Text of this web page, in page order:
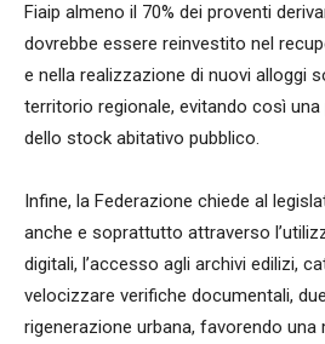
Fiaip almeno il 70% dei proventi
dovrebbe essere reinvestito nel
e nella realizzazione di nuovi alloggi
territorio regionale, evitando così
dello stock abitativo pubblico.
Infine, la Federazione chiede al
anche e soprattutto attraverso
digitali, l’accesso agli archivi edilizi,
velocizzare verifiche documentali,
rigenerazione urbana, favorendo